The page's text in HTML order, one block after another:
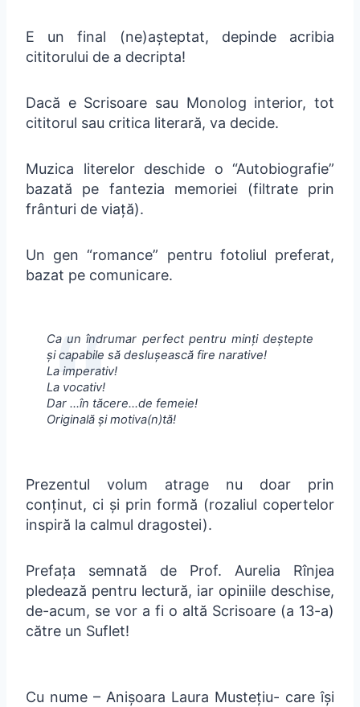
E un final (ne)așteptat, depinde acribia
cititorului de a decripta!
Dacă e Scrisoare sau Monolog interior, tot
cititorul sau critica literară, va decide.
Muzica literelor deschide o “Autobiografie”
bazată pe fantezia memoriei (filtrate prin
frânturi de viață).
Un gen “romance” pentru fotoliul preferat,
bazat pe comunicare.
Ca un îndrumar perfect pentru minți deștepte
și capabile să deslușească fire narative!
La imperativ!
La vocativ!
Dar …în tăcere…de femeie!
Originală și motiva(n)tă!
Prezentul volum atrage nu doar prin
conținut, ci și prin formă (rozaliul copertelor
inspiră la calmul dragostei).
Prefața semnată de Prof. Aurelia Rînjea
pledează pentru lectură, iar opiniile deschise,
de-acum, se vor a fi o altă Scrisoare (a 13-a)
către un Suflet!
Cu nume – Anișoara Laura Mustețiu- care își